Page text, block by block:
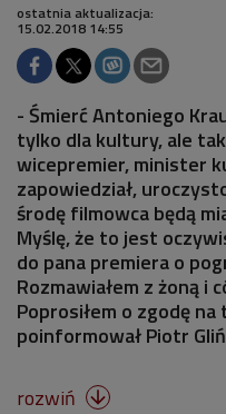
ostatnia aktualizacja:
15.02.2018 14:55
- Śmierć Antoniego
tylko dla kultury, ale
wicepremier, minister
zapowiedział,
środę filmowca będą
Myślę, że to jest
do pana premiera o
Rozmawiałem z żoną i
Poprosiłem o zgodę
poinformował Piotr
rozwiń 